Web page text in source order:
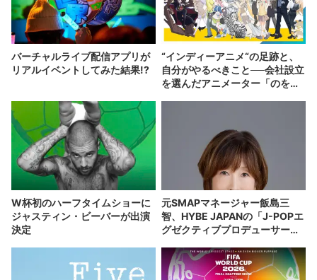
バーチャルライブ配信アプリが
リアルイベントしてみた結果!?
“インディーアニメ“の足跡と、
自分がやるべきこと──会社設立
を選んだアニメーター「のを
W杯初のハーフタイムショーに
ジャスティン・ビーバーが出演
決定
元SMAPマネージャー飯島三
智、HYBE JAPANの「J-POPエ
グゼクティブプロデューサー」